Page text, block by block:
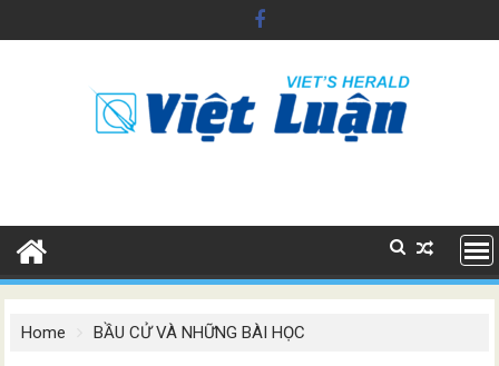
to
Home BẦU CỬ VÀ NHỮNG BÀI HỌC